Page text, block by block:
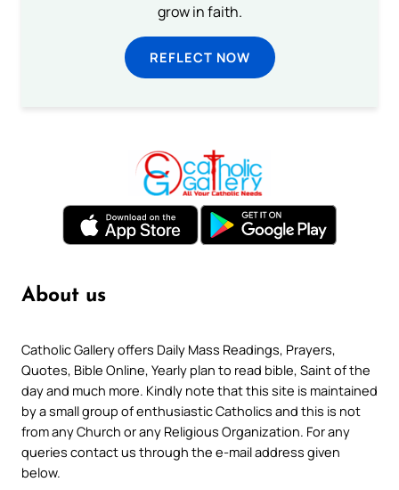
grow in faith.
REFLECT NOW
About us
Catholic Gallery offers Daily Mass Readings, Prayers,
Quotes, Bible Online, Yearly plan to read bible, Saint of the
day and much more. Kindly note that this site is maintained
by a small group of enthusiastic Catholics and this is not
from any Church or any Religious Organization. For any
queries contact us through the e-mail address given
below.